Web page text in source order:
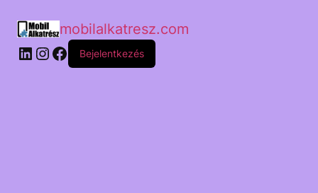
mobilalkatresz.com
Bejelentkezés